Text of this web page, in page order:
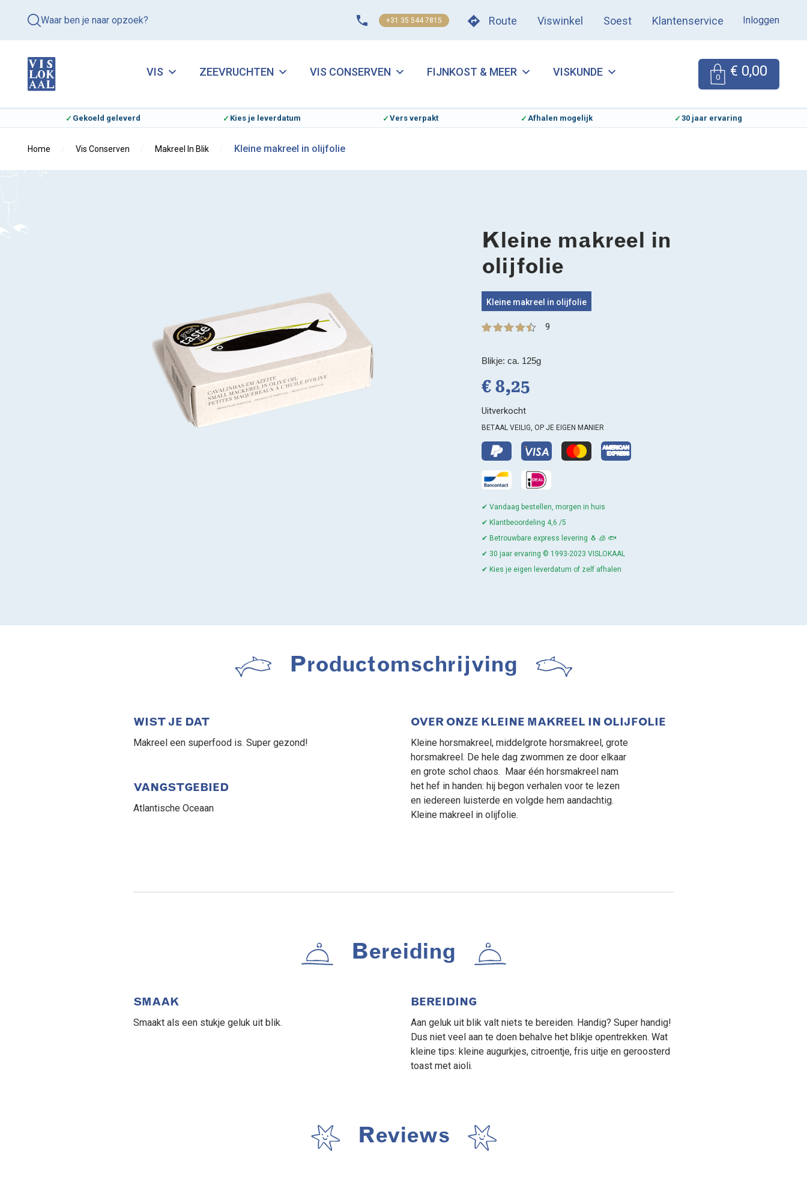
Waar ben je naar opzoek? +31 35 544 7815 Route Viswinkel Soest Klantenservice Inloggen
VIS ZEEVRUCHTEN VIS CONSERVEN FIJNKOST & MEER VISKUNDE 0 € 0,00
Gekoeld geleverd Kies je leverdatum Vers verpakt Afhalen mogelijk 30 jaar ervaring
Home Vis Conserven Makreel In Blik Kleine makreel in olijfolie
Kleine makreel in
olijfolie
Kleine makreel in olijfolie
5
op klant
waarderinge
9
Blikje: ca. 125g
€ 8,25
Uitverkocht
BETAAL VEILIG, OP JE EIGEN MANIER
✔ Vandaag bestellen, morgen in huis
✔ Klantbeoordeling 4,6 /5
✔ Betrouwbare express levering 🐧 🧊 🐟
✔ 30 jaar ervaring © 1993-2023 VISLOKAAL
✔ Kies je eigen leverdatum of zelf afhalen
Productomschrijving
WIST JE DAT
Makreel een superfood is. Super gezond!
VANGSTGEBIED
Atlantische Oceaan
OVER ONZE KLEINE MAKREEL IN OLIJFOLIE
Kleine horsmakreel, middelgrote horsmakreel, grote
horsmakreel. De hele dag zwommen ze door elkaar
en grote schol chaos. Maar één horsmakreel nam
het hef in handen: hij begon verhalen voor te lezen
en iedereen luisterde en volgde hem aandachtig.
Kleine makreel in olijfolie.
Bereiding
SMAAK
Smaakt als een stukje geluk uit blik.
BEREIDING
Aan geluk uit blik valt niets te bereiden. Handig? Super handig!
Dus niet veel aan te doen behalve het blikje opentrekken. Wat
kleine tips: kleine augurkjes, citroentje, fris uitje en geroosterd
toast met aioli.
Reviews